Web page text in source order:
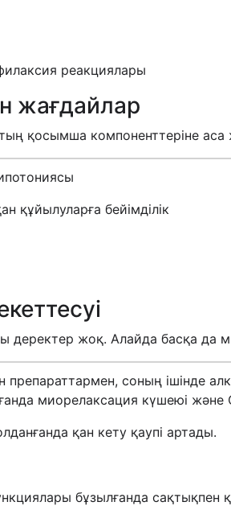
реакциялары
жағдайлар
қосымша компоненттеріне аса
құйылуларға бейімділік
деректер жоқ. Алайда басқа да
соның ішінде
миорелаксация күшеюі
қан кету қаупі артады.
бұзылғанда сақтықпен